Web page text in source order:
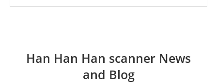
Han Han Han scanner News
and Blog